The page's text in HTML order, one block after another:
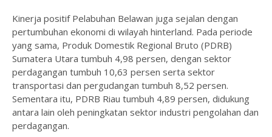
Kinerja positif Pelabuhan Belawan juga sejalan dengan
pertumbuhan ekonomi di wilayah hinterland. Pada periode
yang sama, Produk Domestik Regional Bruto (PDRB)
Sumatera Utara tumbuh 4,98 persen, dengan sektor
perdagangan tumbuh 10,63 persen serta sektor
transportasi dan pergudangan tumbuh 8,52 persen.
Sementara itu, PDRB Riau tumbuh 4,89 persen, didukung
antara lain oleh peningkatan sektor industri pengolahan dan
perdagangan.